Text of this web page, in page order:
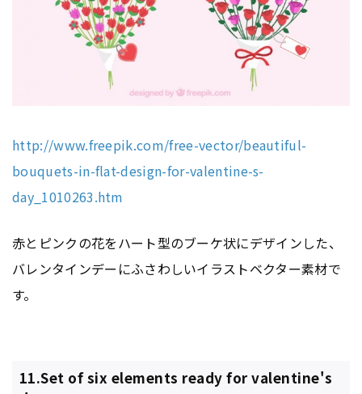
http://www.freepik.com/free-vector/beautiful-
bouquets-in-flat-design-for-valentine-s-
day_1010263.htm
赤とピンクの花をハート型のブーケ状にデザインした、
バレンタインデーにふさわしいイラストベクター素材で
す。
11.Set of six elements ready for valentine's